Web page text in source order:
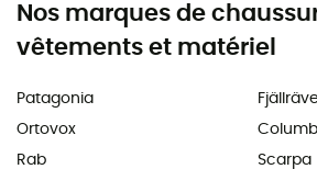
Nos marques de
vêtements et matériel
Patagonia
Ortovox
Rab
Scarpa